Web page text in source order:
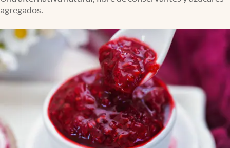
Apertura
Clase
Clima
Mundial 2026
Eventos Corporativos
El Cronista Studio
Mediakit
agregados.